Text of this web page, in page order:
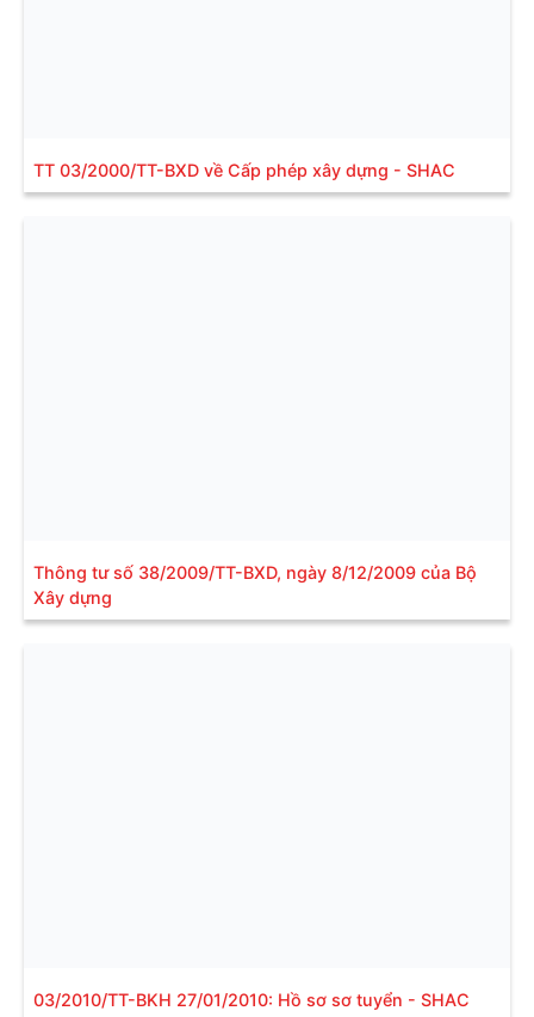
TT 03/2000/TT-BXD về Cấp phép xây dựng - SHAC
Thông tư số 38/2009/TT-BXD, ngày 8/12/2009 của Bộ
Xây dựng
03/2010/TT-BKH 27/01/2010: Hồ sơ sơ tuyển - SHAC